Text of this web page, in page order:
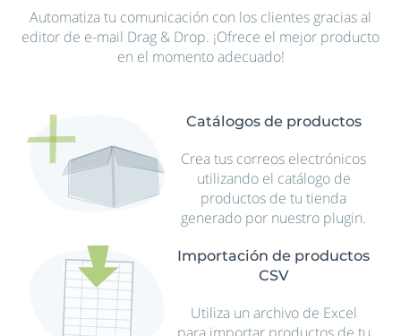
Automatiza tu comunicación con los clientes gracias al
editor de e-mail Drag & Drop. ¡Ofrece el mejor producto
en el momento adecuado!
Catálogos de productos
Crea tus correos electrónicos
utilizando el catálogo de
productos de tu tienda
generado por nuestro plugin.
Importación de productos
CSV
Utiliza un archivo de Excel